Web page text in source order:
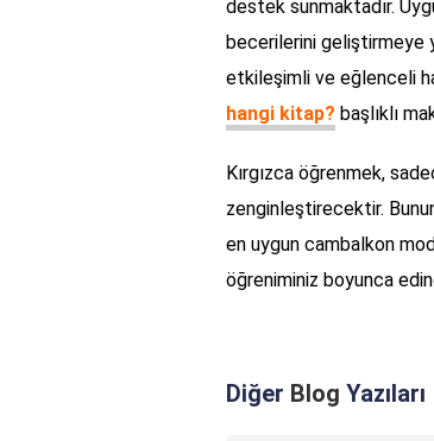
destek sunmaktadır.
becerilerini geliştirmeye
etkileşimli ve eğlenceli
hangi kitap? başlıklı
Kırgızca öğrenmek,
zenginleştirecektir.
en uygun cambalkon
öğreniminiz boyunca
Diğer Blog Yazıları